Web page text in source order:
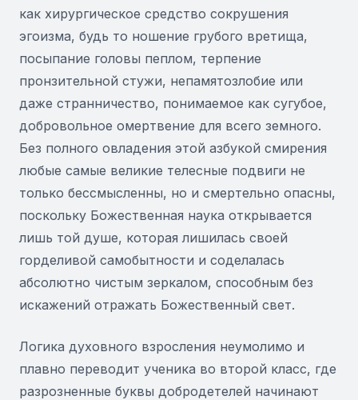
как хирургическое средство сокрушения
эгоизма, будь то ношение грубого вретища,
посыпание головы пеплом, терпение
пронзительной стужи, непамятозлобие или
даже странничество, понимаемое как сугубое,
добровольное омертвение для всего земного.
Без полного овладения этой азбукой смирения
любые самые великие телесные подвиги не
только бессмысленны, но и смертельно опасны,
поскольку Божественная наука открывается
лишь той душе, которая лишилась своей
горделивой самобытности и соделалась
абсолютно чистым зеркалом, способным без
искажений отражать Божественный свет.
Логика духовного взросления неумолимо и
плавно переводит ученика во второй класс, где
разрозненные буквы добродетелей начинают